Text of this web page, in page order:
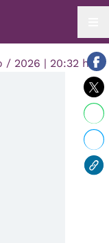
/ 2026 | 20:32 hrs.